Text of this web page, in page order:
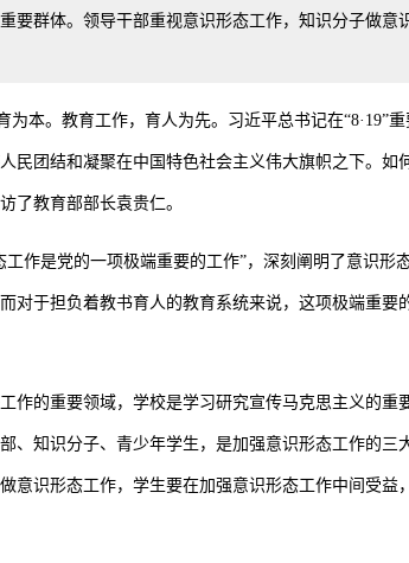
要群体。领导干部重视意识形态工作，知识分子做意
为本。教育工作，育人为先。习近平总书记在“8· 19”
民团结和凝聚在中国特色社会主义伟大旗帜之下。如
了教育部部长袁贵仁。
是党的一项极端重要的工作”，深刻阐明了意识形
对于担负着教书育人的教育系统来说，这项极端重要
的重要领域，学校是学习研究宣传马克思主义的重
、知识分子、青少年学生，是加强意识形态工作的三
意识形态工作，学生要在加强意识形态工作中间受益